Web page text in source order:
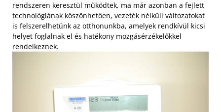
rendszeren keresztül működtek, ma már azonban a fejlett
technológiának köszönhetően, vezeték nélküli változatokat
is felszerelhetünk az otthonunkba, amelyek rendkívül kicsi
helyet foglalnak el és hatékony mozgásérzékelőkkel
rendelkeznek.